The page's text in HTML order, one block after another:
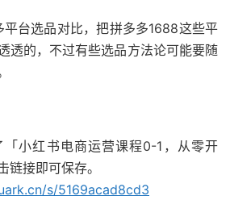
平台选品对比，把拼多多1688这些平
透的，不过有些选品方法论可能要随
小红书电商运营课程0-1，从零开
链接即可保存。
s/5169acad8cd3